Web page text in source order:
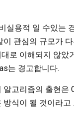
실용적 일 수있는
관심의 규모가
로 이해되지 않았
는 경고합니다.
고리즘의 출현은
식이 될 것이라고